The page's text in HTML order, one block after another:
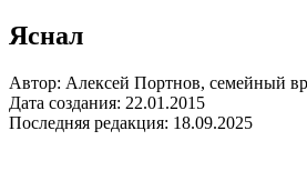
Яснал
Автор: Алексей Портнов, семейный
Дата создания: 22.01.2015
Последняя редакция: 18.09.2025